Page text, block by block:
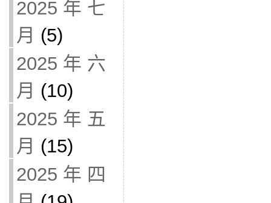
2025 年 七
月 (5)
2025 年 六
月 (10)
2025 年 五
月 (15)
2025 年 四